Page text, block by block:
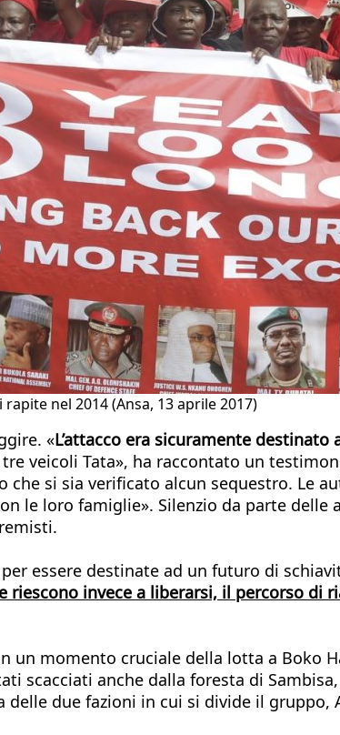
nel 2014 (Ansa, 13 aprile 2017)
«L’attacco era sicuramente destinato
veicoli Tata», ha raccontato un
che si sia verificato alcun sequestro. Le
le loro famiglie». Silenzio da parte
essere destinate ad un futuro di
riescono invece a liberarsi, il percorso
un momento cruciale della lotta a Boko
scacciati anche dalla foresta di
due fazioni in cui si divide il